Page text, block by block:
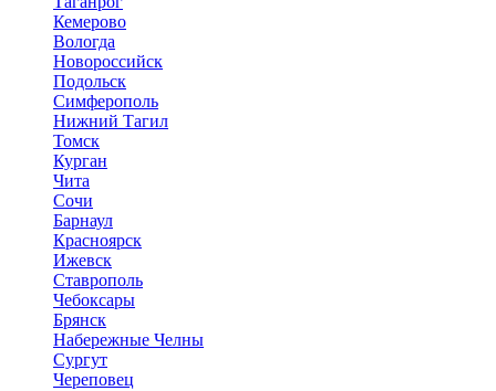
Кемерово
Вологда
Новороссийск
Подольск
Симферополь
Нижний Тагил
Томск
Курган
Чита
Сочи
Барнаул
Красноярск
Ижевск
Ставрополь
Чебоксары
Брянск
Набережные Челны
Сургут
Череповец